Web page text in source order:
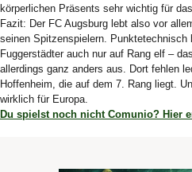
körperlichen Präsents sehr wichtig für
Fazit: Der FC Augsburg lebt also vor
seinen Spitzenspielern. Punktetechnisch
Fuggerstädter auch nur auf Rang elf –
allerdings ganz anders aus. Dort fehlen
Hoffenheim, die auf dem 7. Rang liegt.
wirklich für Europa.
Du spielst noch nicht Comunio? Hier